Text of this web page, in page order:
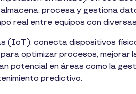
procesa y gestiona
real entre equipos con
(IoT): conecta dispositivos
optimizar procesos, mejorar
potencial en áreas como la
predictivo.